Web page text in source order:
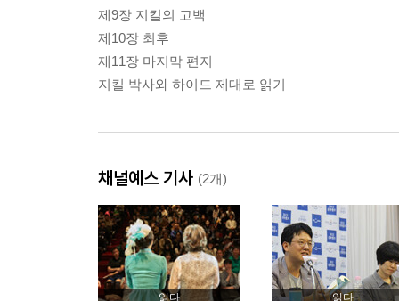
제9장 지킬의 고백
제10장 최후
제11장 마지막 편지
지킬 박사와 하이드 제대로 읽기
채널예스 기사 (2개)
읽다 읽다